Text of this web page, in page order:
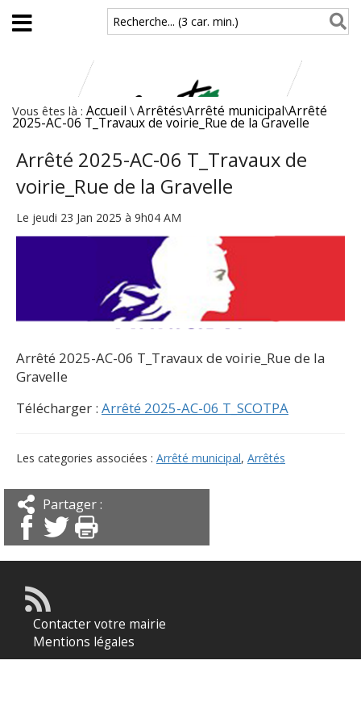
Aller au contenu principal
Recherche... (3 car. min.)
Vous êtes là : Accueil \ Arrêtés\Arrêté municipal\Arrêté
2025-AC-06 T_Travaux de voirie_Rue de la Gravelle
Arrêté 2025-AC-06 T_Travaux de
voirie_Rue de la Gravelle
Le jeudi 23 Jan 2025 à 9h04 AM
Arrêté 2025-AC-06 T_Travaux de voirie_Rue de la
Gravelle
Télécharger : Arrêté 2025-AC-06 T_SCOTPA
Les categories associées : Arrêté municipal, Arrêtés
Partager :
Contacter votre mairie
Mentions légales